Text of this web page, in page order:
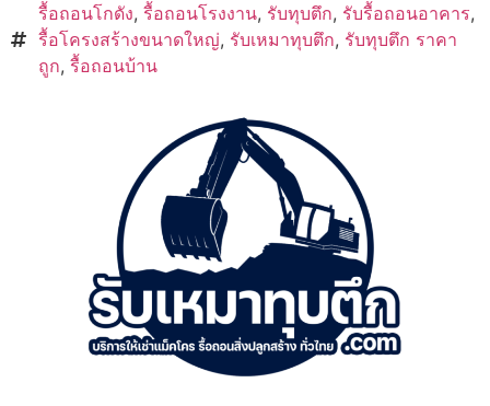
รื้อถอนโกดัง, รื้อถอนโรงงาน, รับทุบตึก, รับรื้อถอนอาคาร,
รื้อโครงสร้างขนาดใหญ่, รับเหมาทุบตึก, รับทุบตึก ราคา
ถูก, รื้อถอนบ้าน